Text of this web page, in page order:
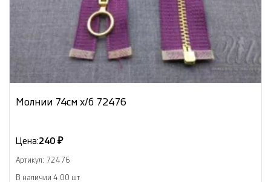
Молнии 74см х/б 72476
Цена:240 ₽
Артикул: 72476
В наличии 4.00 шт